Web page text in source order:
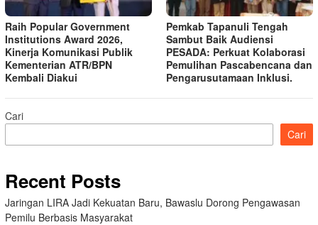
Raih Popular Government
Institutions Award 2026,
Kinerja Komunikasi Publik
Kementerian ATR/BPN
Kembali Diakui
Pemkab Tapanuli Tengah
Sambut Baik Audiensi
PESADA: Perkuat Kolaborasi
Pemulihan Pascabencana dan
Pengarusutamaan Inklusi.
Cari
Cari
Recent Posts
Jaringan LIRA Jadi Kekuatan Baru, Bawaslu Dorong Pengawasan
Pemilu Berbasis Masyarakat